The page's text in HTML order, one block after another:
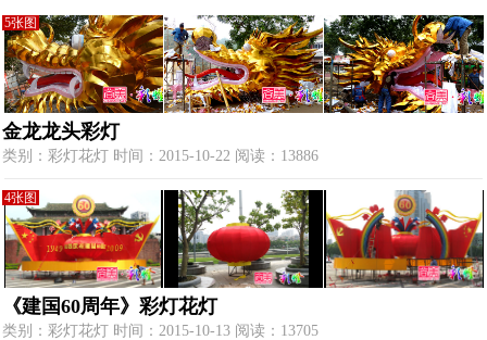
5张图
金龙龙头彩灯
类别：彩灯花灯 时间：2015-10-22 阅读：13886
4张图
《建国60周年》彩灯花灯
类别：彩灯花灯 时间：2015-10-13 阅读：13705